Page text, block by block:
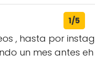
1/5
, hasta por
un mes antes